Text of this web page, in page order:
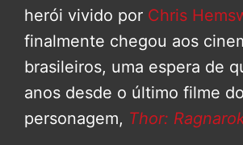
herói vivido por Chris
finalmente chegou aos
brasileiros, uma espera de
anos desde o último filme do
personagem, Thor: